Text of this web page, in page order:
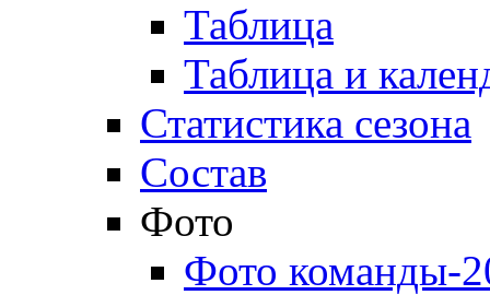
Таблица
Таблица и
Статистика сезона
Состав
Фото
Фото команды-